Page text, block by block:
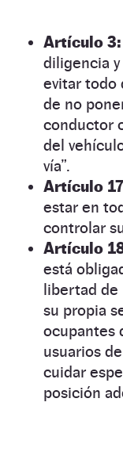
Artículo 3:
diligencia
evitar todo
de no
conductor
del
vía”.
Artículo
estar en
controlar
Artículo
está
libertad de
su propia
ocupantes
usuarios
cuidar
posición